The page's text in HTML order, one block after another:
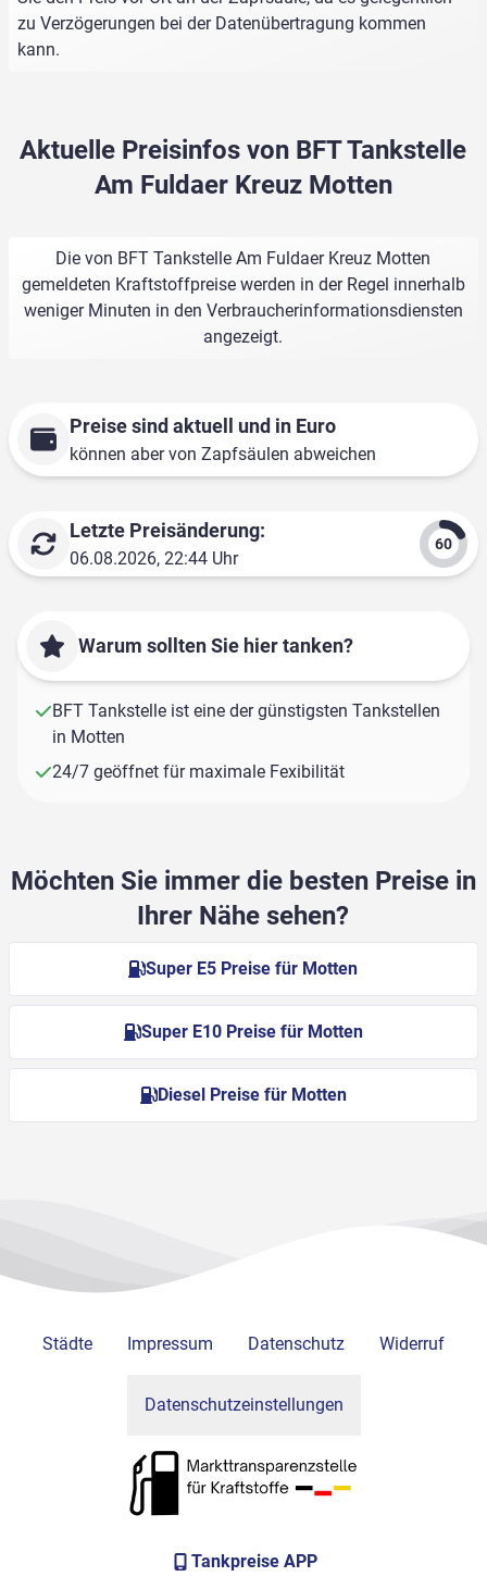
zu Verzögerungen bei der Datenübertragung kommen
kann.
Aktuelle Preisinfos von BFT Tankstelle
Am Fuldaer Kreuz Motten
Die von BFT Tankstelle Am Fuldaer Kreuz Motten
gemeldeten Kraftstoffpreise werden in der Regel innerhalb
weniger Minuten in den Verbraucherinformationsdiensten
angezeigt.
Preise sind aktuell und in Euro
können aber von Zapfsäulen abweichen
Letzte Preisänderung:
06.08.2026, 22:44 Uhr
Warum sollten Sie hier tanken?
BFT Tankstelle ist eine der günstigsten Tankstellen
in Motten
24/7 geöffnet für maximale Fexibilität
Möchten Sie immer die besten Preise in
Ihrer Nähe sehen?
Super E5 Preise für Motten
Super E10 Preise für Motten
Diesel Preise für Motten
Städte Impressum Datenschutz Widerruf
Datenschutzeinstellungen
Tankpreise APP